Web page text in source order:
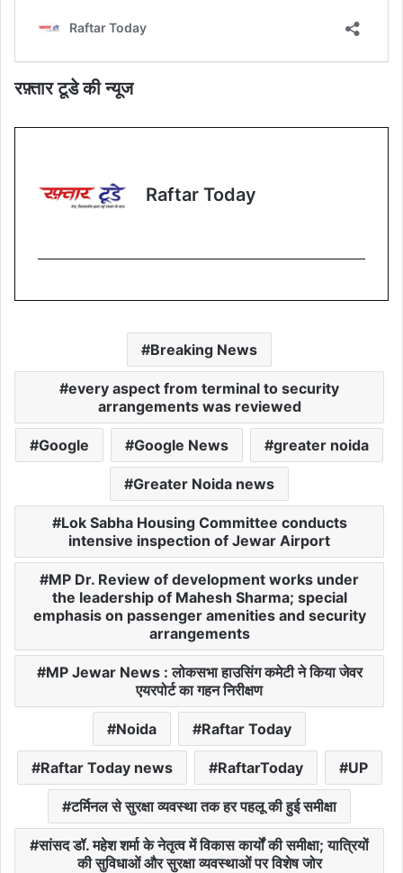
रफ़्तार टूडे की न्यूज
Raftar Today
Breaking News
every aspect from terminal to security
arrangements was reviewed
Google Google News greater noida
Greater Noida news
Lok Sabha Housing Committee conducts
intensive inspection of Jewar Airport
MP Dr. Review of development works under
the leadership of Mahesh Sharma; special
emphasis on passenger amenities and security
arrangements
MP Jewar News : लोकसभा हाउसिंग कमेटी ने किया जेवर
एयरपोर्ट का गहन निरीक्षण
Noida Raftar Today
Raftar Today news RaftarToday UP
टर्मिनल से सुरक्षा व्यवस्था तक हर पहलू की हुई समीक्षा
सांसद डॉ. महेश शर्मा के नेतृत्व में विकास कार्यों की समीक्षा; यात्रियों
की सुविधाओं और सुरक्षा व्यवस्थाओं पर विशेष जोर